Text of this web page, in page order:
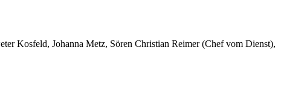
Kosfeld, Johanna Metz, Sören Christian Reimer (Chef vom Dienst),